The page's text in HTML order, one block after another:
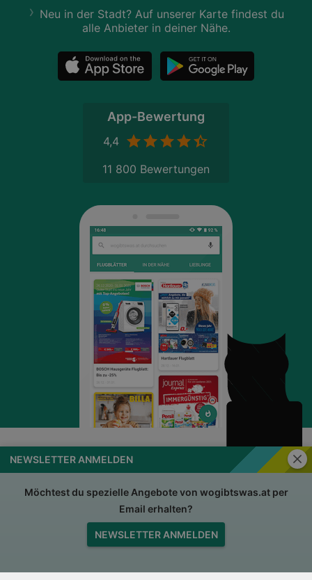
NEWSLETTER ANMELDEN
Möchtest du spezielle Angebote von wogibtswas.at per
Email erhalten?
NEWSLETTER ANMELDEN
Neu in der Stadt? Auf unserer Karte findest du
alle Anbieter in deiner Nähe.
App-Bewertung
4,4
11 800 Bewertungen
wogibtswas.at Impressum
Nutzungsbedingungen AGB
Datenschutzerklärung
Jobs